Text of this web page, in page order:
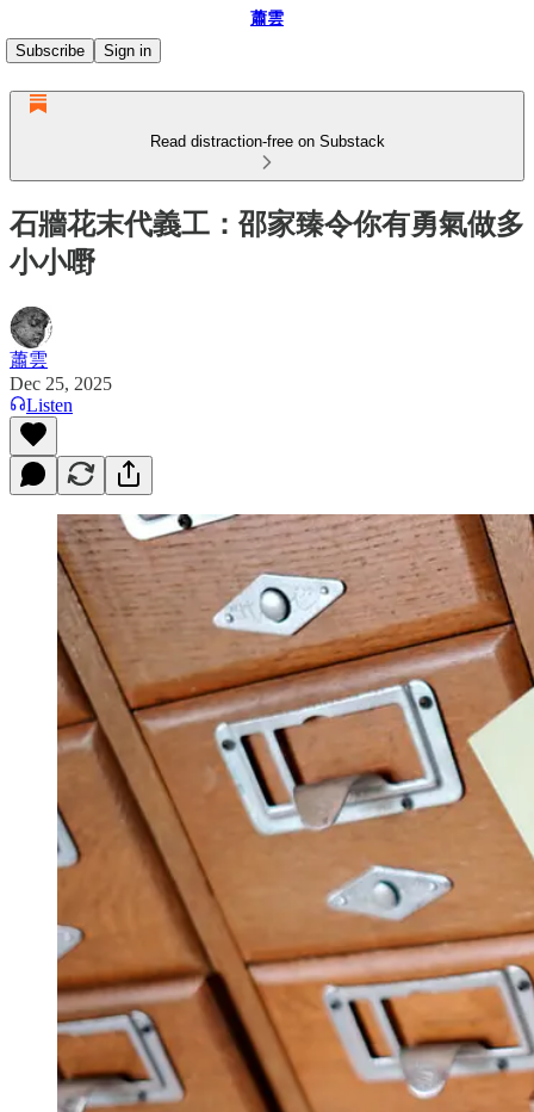
蕭雲
Subscribe
Sign in
Read distraction-free on Substack
石牆花末代義工：邵家臻令你有勇氣做多
小小嘢
蕭雲
Dec 25, 2025
Listen